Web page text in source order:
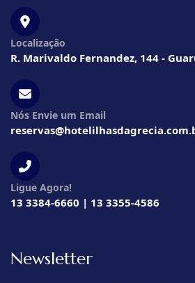
Localização
R. Marivaldo Fernandez, 144 -
Nós Envie um Email
Ligue Agora!
13 3384-6660 | 13 3355-4586
Newsletter